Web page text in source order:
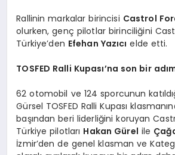
Rallinin markalar birincisi Castrol
olurken, genç pilotlar birinciliğini
Türkiye’den Efehan Yazıcı elde etti.
TOSFED Ralli Kupası’na son bir
62 otomobil ve 124 sporcunun
Gürsel TOSFED Ralli Kupası
başından beri liderliğini koruyan
Türkiye pilotları Hakan Gürel ile
İzmir’den de genel klasman ve